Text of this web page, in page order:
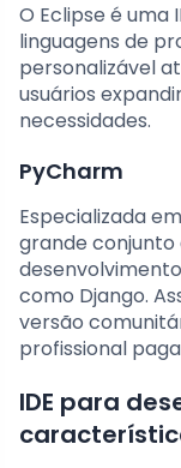
O Eclipse é uma
linguagens de
personalizável
usuários
necessidades.
PyCharm
Especializada
grande
como Django.
versão
profissional
IDE para